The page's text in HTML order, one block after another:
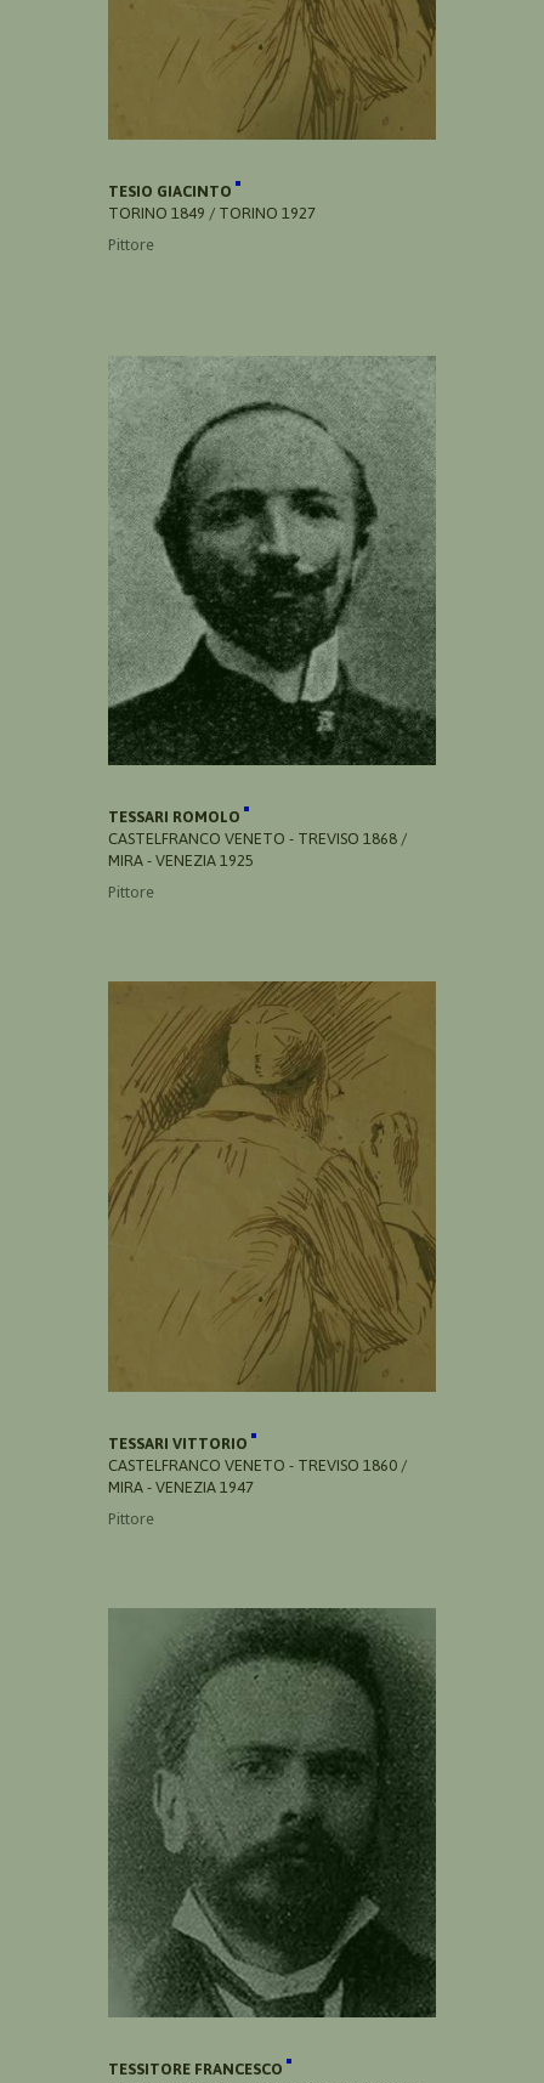
TESIO GIACINTO
TORINO 1849 / TORINO 1927
Pittore
TESSARI ROMOLO
CASTELFRANCO VENETO - TREVISO 1868 /
MIRA - VENEZIA 1925
Pittore
TESSARI VITTORIO
CASTELFRANCO VENETO - TREVISO 1860 /
MIRA - VENEZIA 1947
Pittore
TESSITORE FRANCESCO